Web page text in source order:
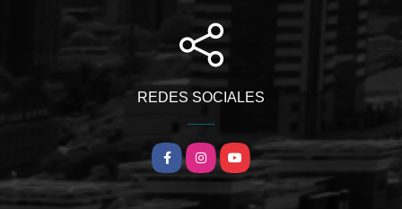
REDES SOCIALES
FacebookInstagramYouTube